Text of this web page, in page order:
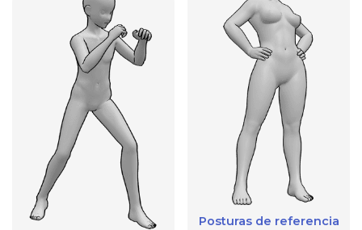
Posturas de referencia